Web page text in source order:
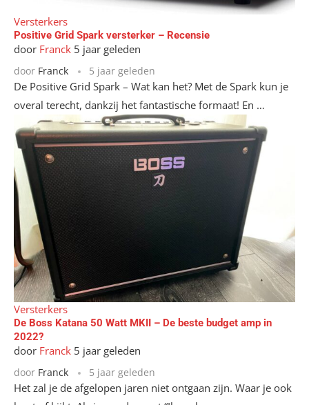
Versterkers
Positive Grid Spark versterker – Recensie
door Franck 5 jaar geleden
door Franck 5 jaar geleden
De Positive Grid Spark – Wat kan het? Met de Spark kun je
overal terecht, dankzij het fantastische formaat! En …
Versterkers
De Boss Katana 50 Watt MKII – De beste budget amp in
2022?
door Franck 5 jaar geleden
door Franck 5 jaar geleden
Het zal je de afgelopen jaren niet ontgaan zijn. Waar je ook